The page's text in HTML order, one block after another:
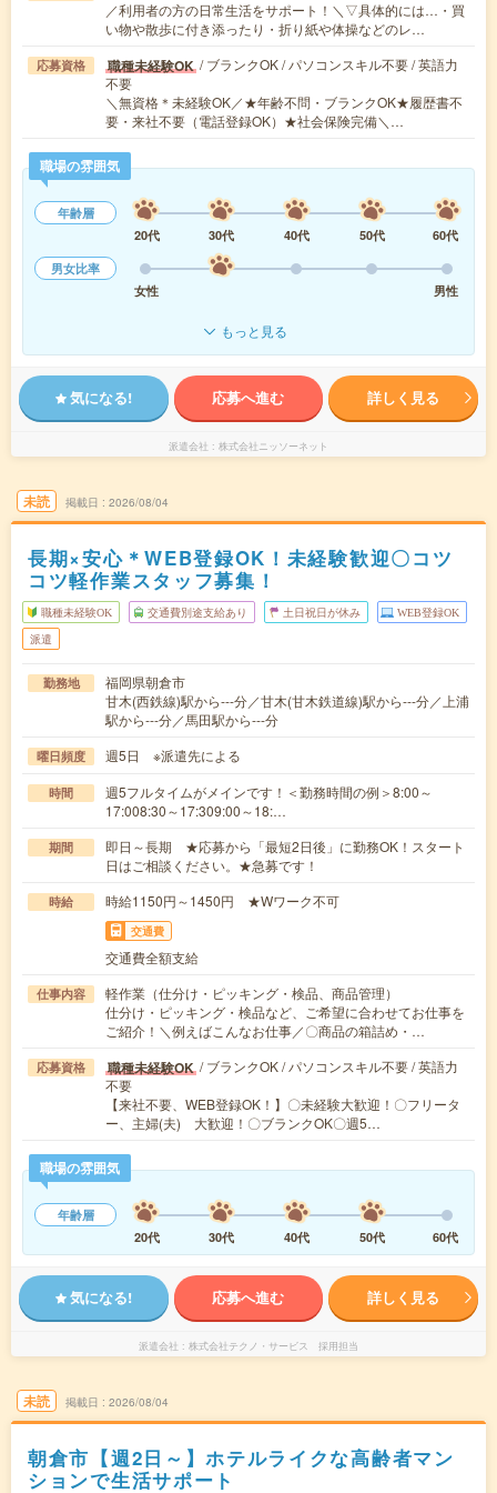
／利用者の方の日常生活をサポート！＼▽具体的には…・買
い物や散歩に付き添ったり・折り紙や体操などのレ…
応募資格 職種未経験OK / ブランクOK / パソコンスキル不要 / 英語力
不要
＼無資格＊未経験OK／★年齢不問・ブランクOK★履歴書不
要・来社不要（電話登録OK）★社会保険完備＼…
職場の雰囲気
年齢層
20代
30代 40代 50代
60代
男女比率
女性
男性
もっと見る
気になる! 応募へ進む 詳しく見る
派遣会社 株式会社ニッソーネット
未読 掲載日 2026/08/04
長期×安心＊WEB登録OK！未経験歓迎〇コツ
コツ軽作業スタッフ募集！
職種未経験OK 交通費別途支給あり 土日祝日が休み WEB登録OK
派遣
勤務地
福岡県朝倉市
甘木(西鉄線)駅から---分／甘木(甘木鉄道線)駅から---分／上浦
駅から---分／馬田駅から---分
曜日頻度 週5日 ※派遣先による
時間
週5フルタイムがメインです！＜勤務時間の例＞8:00～
17:008:30～17:309:00～18:…
期間
即日～長期 ★応募から「最短2日後」に勤務OK！スタート
日はご相談ください。★急募です！
時給 時給1150円～1450円 ★Wワーク不可
交通費
交通費全額支給
仕事内容
軽作業（仕分け・ピッキング・検品、商品管理）
仕分け・ピッキング・検品など、ご希望に合わせてお仕事を
ご紹介！＼例えばこんなお仕事／〇商品の箱詰め・…
応募資格 職種未経験OK / ブランクOK / パソコンスキル不要 / 英語力
不要
【来社不要、WEB登録OK！】〇未経験大歓迎！〇フリータ
ー、主婦(夫) 大歓迎！〇ブランクOK〇週5…
職場の雰囲気
年齢層
20代
30代 40代 50代 60代
気になる! 応募へ進む 詳しく見る
派遣会社 株式会社テクノ・サービス 採用担当
未読 掲載日 2026/08/04
朝倉市【週2日～】ホテルライクな高齢者マン
ションで生活サポート